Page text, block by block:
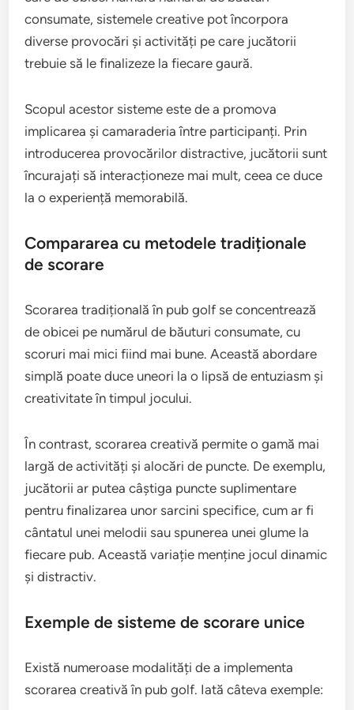
consumate, sistemele creative pot încorpora
diverse provocări și activități pe care jucătorii
trebuie să le finalizeze la fiecare gaură.
Scopul acestor sisteme este de a promova
implicarea și camaraderia între participanți. Prin
introducerea provocărilor distractive, jucătorii sunt
încurajați să interacționeze mai mult, ceea ce duce
la o experiență memorabilă.
Compararea cu metodele tradiționale
de scorare
Scorarea tradițională în pub golf se concentrează
de obicei pe numărul de băuturi consumate, cu
scoruri mai mici fiind mai bune. Această abordare
simplă poate duce uneori la o lipsă de entuziasm și
creativitate în timpul jocului.
În contrast, scorarea creativă permite o gamă mai
largă de activități și alocări de puncte. De exemplu,
jucătorii ar putea câștiga puncte suplimentare
pentru finalizarea unor sarcini specifice, cum ar fi
cântatul unei melodii sau spunerea unei glume la
fiecare pub. Această variație menține jocul dinamic
și distractiv.
Exemple de sisteme de scorare unice
Există numeroase modalități de a implementa
scorarea creativă în pub golf. Iată câteva exemple: